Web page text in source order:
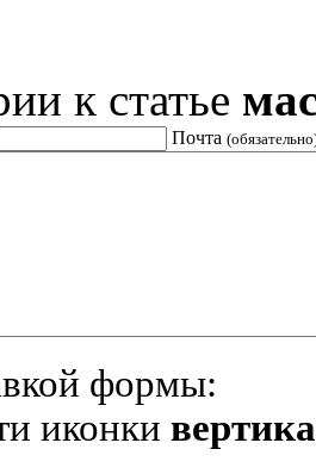
к статье
Почта
формы:
иконки